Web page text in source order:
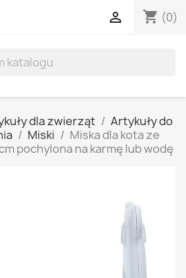
shopping_cart (0)

dla zwierząt
Artykuły do
Miski
Miska dla kota ze
pochylona na karmę lub wodę